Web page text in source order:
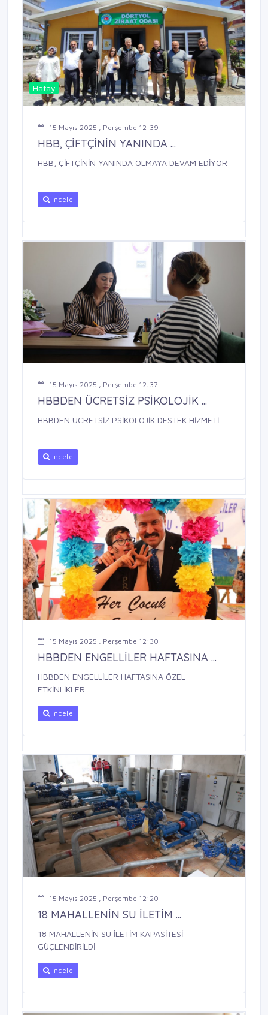
Hatay
15 Mayıs 2025 , Perşembe 12:39
HBB, ÇİFTÇİNİN YANINDA ...
HBB, ÇİFTÇİNİN YANINDA OLMAYA DEVAM EDİYOR
İncele
15 Mayıs 2025 , Perşembe 12:37
HBBDEN ÜCRETSİZ PSİKOLOJİK ...
HBBDEN ÜCRETSİZ PSİKOLOJİK DESTEK HİZMETİ
İncele
15 Mayıs 2025 , Perşembe 12:30
HBBDEN ENGELLİLER HAFTASINA ...
HBBDEN ENGELLİLER HAFTASINA ÖZEL
ETKİNLİKLER
İncele
15 Mayıs 2025 , Perşembe 12:20
18 MAHALLENİN SU İLETİM ...
18 MAHALLENİN SU İLETİM KAPASİTESİ
GÜÇLENDİRİLDİ
İncele